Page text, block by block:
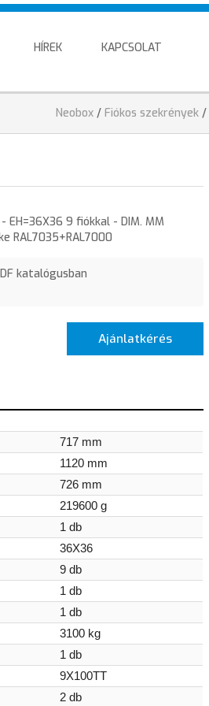
HÍREK KAPCSOLAT
Jelenlegi
hely
Neobox / Fiókos szekrények /
EH=36X36 9 fiókkal - DIM. MM
RAL7035+RAL7000
katalógusban
Ajánlatkérés
717 mm
1120 mm
726 mm
219600 g
1 db
36X36
9 db
1 db
1 db
3100 kg
1 db
9X100TT
2 db